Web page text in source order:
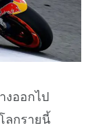
งออกไป
ลกรายนี้